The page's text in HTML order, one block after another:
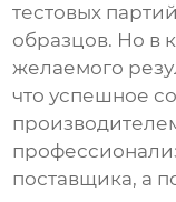
тестовых
образцов. Но в
желаемого
что успешное
поставщика, а